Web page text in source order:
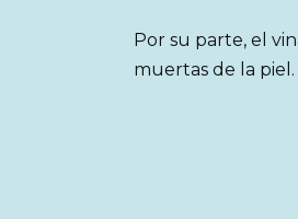
Por su parte, el
muertas de la